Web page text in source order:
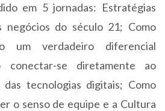
em 5 jornadas: Estratégias
negócios do século 21; Como
um verdadeiro diferencial
conectar-se diretamente ao
tecnologias digitais; Como
o senso de equipe e a Cultura